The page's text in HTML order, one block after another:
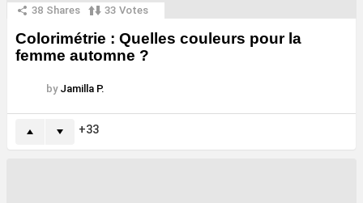
38 Shares 33 Votes
Colorimétrie : Quelles couleurs pour la
femme automne ?
by Jamilla P.
33